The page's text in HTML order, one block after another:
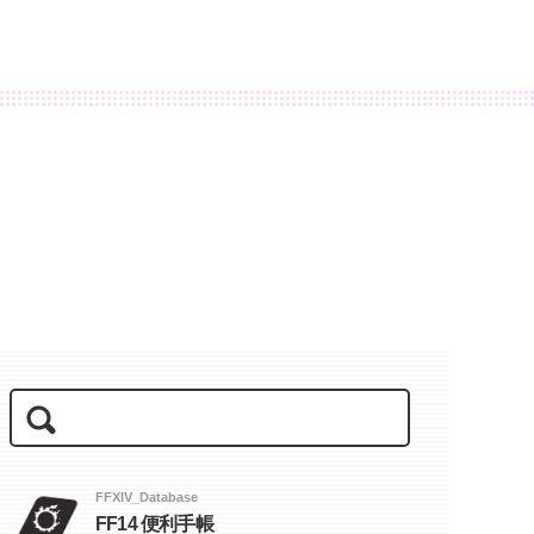
FFXIV_Database
FF14 便利手帳